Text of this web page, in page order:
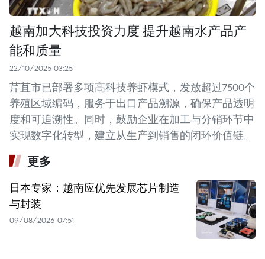
越南加大科技投资力度 提升越南水产品产
能和质量
22/10/2025 03:25
芹苴市已部署多项高科技养虾模式，发放超过7500个
养殖区域编码，服务于出口产品溯源，确保产品透明
度和可追溯性。同时，鼓励企业在加工与分销环节中
实现数字化转型，建立从生产到销售的闭环价值链。
更多
日本专家：越南应优先发展芯片制造
与封装
09/08/2026 07:51